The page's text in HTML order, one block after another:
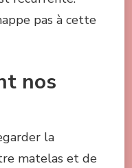
pas à cette
nos
la
matelas et de